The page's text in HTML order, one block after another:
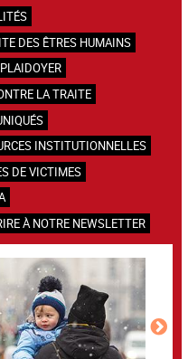
DES ÊTRES HUMAINS
LA TRAITE
INSTITUTIONNELLES
DE VICTIMES
À NOTRE NEWSLETTER